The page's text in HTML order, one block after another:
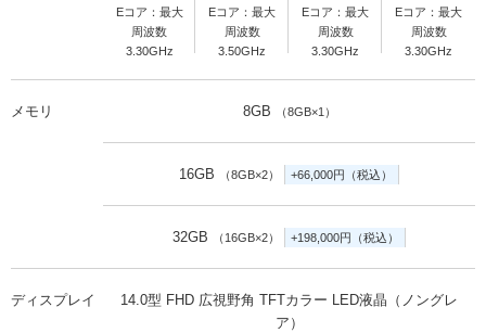
Eコア：最大
周波数
3.30GHz
Eコア：最大
周波数
3.50GHz
Eコア：最大
周波数
3.30GHz
Eコア：最大
周波数
3.30GHz
メモリ 8GB （8GB×1）
16GB （8GB×2） +66,000円（税込）
32GB （16GB×2） +198,000円（税込）
ディスプレイ
14.0型 FHD 広視野角 TFTカラー LED液晶（ノングレ
ア）